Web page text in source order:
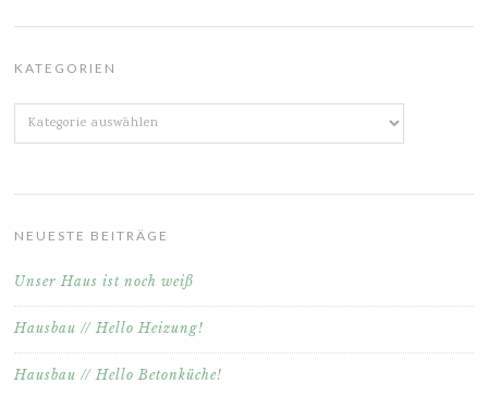
KATEGORIEN
Kategorien
NEUESTE BEITRÄGE
Unser Haus ist noch weiß
Hausbau // Hello Heizung!
Hausbau // Hello Betonküche!